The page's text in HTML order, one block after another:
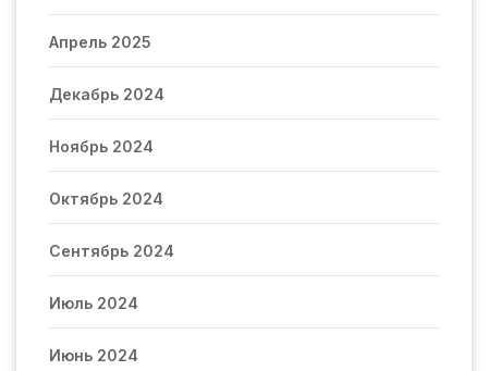
Апрель 2025
Декабрь 2024
Ноябрь 2024
Октябрь 2024
Сентябрь 2024
Июль 2024
Июнь 2024